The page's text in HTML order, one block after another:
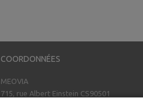
COORDONNÉES
MEOVIA
715, rue Albert Einstein CS90501